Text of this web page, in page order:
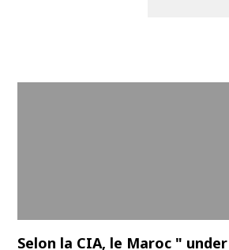
Selon la CIA, le Maroc " under